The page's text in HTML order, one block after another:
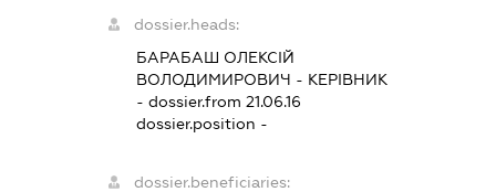
dossier.heads:
БАРАБАШ ОЛЕКСІЙ
ВОЛОДИМИРОВИЧ - КЕРІВНИК
- dossier.from 21.06.16
dossier.position -
dossier.beneficiaries: